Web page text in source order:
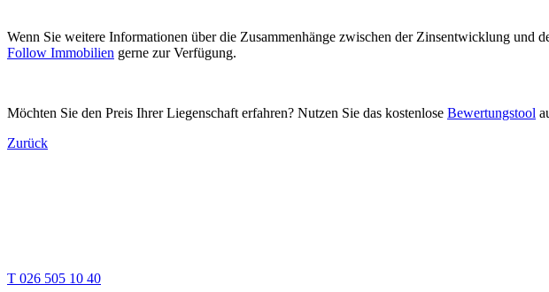
Wenn Sie weitere Informationen über die Zusammenhänge zwischen der Zinsentwicklung und
Follow Immobilien gerne zur Verfügung.
Möchten Sie den Preis Ihrer Liegenschaft erfahren? Nutzen Sie das kostenlose Bewertungstool
Zurück
T 026 505 10 40